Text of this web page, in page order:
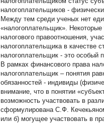
налогоплательщиков -
Между тем среди ученых нет
«налогоплательщик». Некоторые
налогового правоотношения,
налогоплательщика в качестве
налогоплательщик - это особый
В рамках финансового права
налогоплательщик – понятия
обязанностей - индивиды
внимание, что в понятии
возможность участвовать в
сформулирована С.Ф.
или б) могущее участвовать в